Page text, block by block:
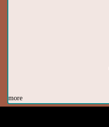
more